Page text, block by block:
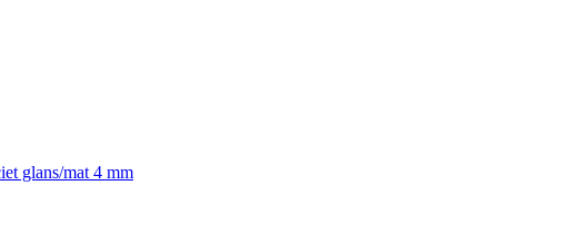
glans/mat 4 mm